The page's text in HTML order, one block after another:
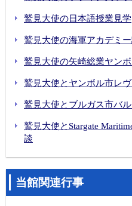
鷲見大使によるルセ市訪問
鷲見大使とクリメント・オフ
鷲見大使の日本語授業見学
鷲見大使の海軍アカデミ
鷲見大使の矢崎総業ヤン
鷲見大使とヤンボル市レ
鷲見大使とブルガス市バ
鷲見大使とStargate
談
当館関連行事